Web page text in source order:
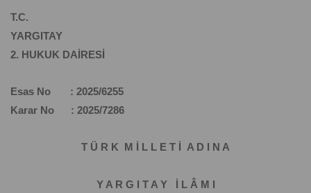
T.C.
YARGITAY
2. HUKUK DAİRESİ
Esas No : 2025/6255
Karar No : 2025/7286
T Ü R K M İ L L E T İ A D I N A
Y A R G I T A Y İ L Â M I